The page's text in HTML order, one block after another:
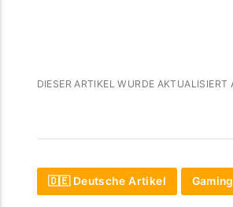
DIESER ARTIKEL WURDE
🇩🇪 Deutsche Artikel Gaming